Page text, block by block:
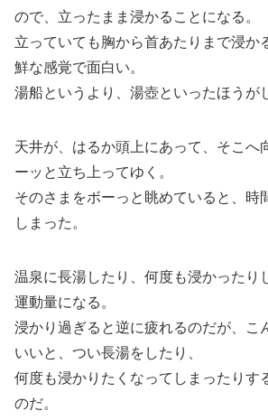
ので、立ったまま浸かることになる。
立っていても胸から首あたりまで浸か
鮮な感覚で面白い。
湯船というより、湯壺といったほうが
天井が、はるか頭上にあって、そこへ
ーッと立ち上ってゆく。
そのさまをボーっと眺めていると、時
しまった。
温泉に長湯したり、何度も浸かったり
運動量になる。
浸かり過ぎると逆に疲れるのだが、こ
いいと、つい長湯をしたり、
何度も浸かりたくなってしまったりす
のだ。